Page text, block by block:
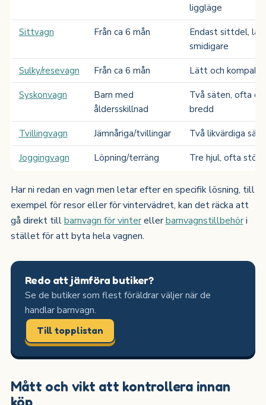
liggläge
Sittvagn Från ca 6 mån
Endast sittdel,
smidigare
Sulky/resevagn Från ca 6 mån Lätt och
Syskonvagn
Barn med
åldersskillnad
Två säten, ofta
bredd
Tvillingvagn Jämnåriga/tvillingar Två likvärdiga
Joggingvagn Löpning/terräng Tre hjul, ofta
Har ni redan en vagn men letar efter en specifik lösning, till
exempel för resor eller för vintervädret, kan det räcka att
gå direkt tillbarnvagn för vinterellerbarnvagnstillbehöri
stället för att byta hela vagnen.
Redo att jämföra butiker?
Se de butiker som flest föräldrar väljer när de
handlar barnvagn.
Till topplistan
Mått och vikt att kontrollera innan